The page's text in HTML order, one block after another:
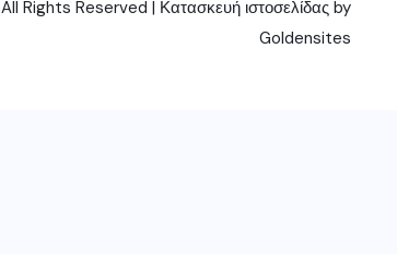
All Rights Reserved | Κατασκευή ιστοσελίδας by
Goldensites